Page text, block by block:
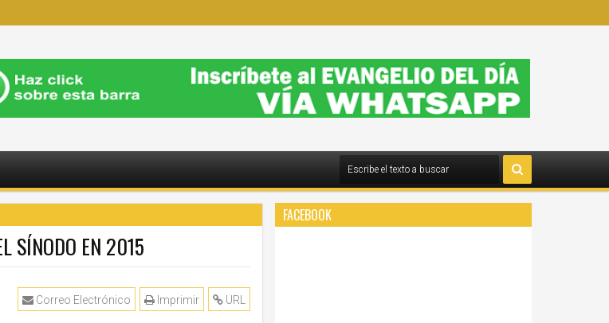
SÍNODO EN 2015
URL
Imprimir
Correo Electrónico
FACEBOOK